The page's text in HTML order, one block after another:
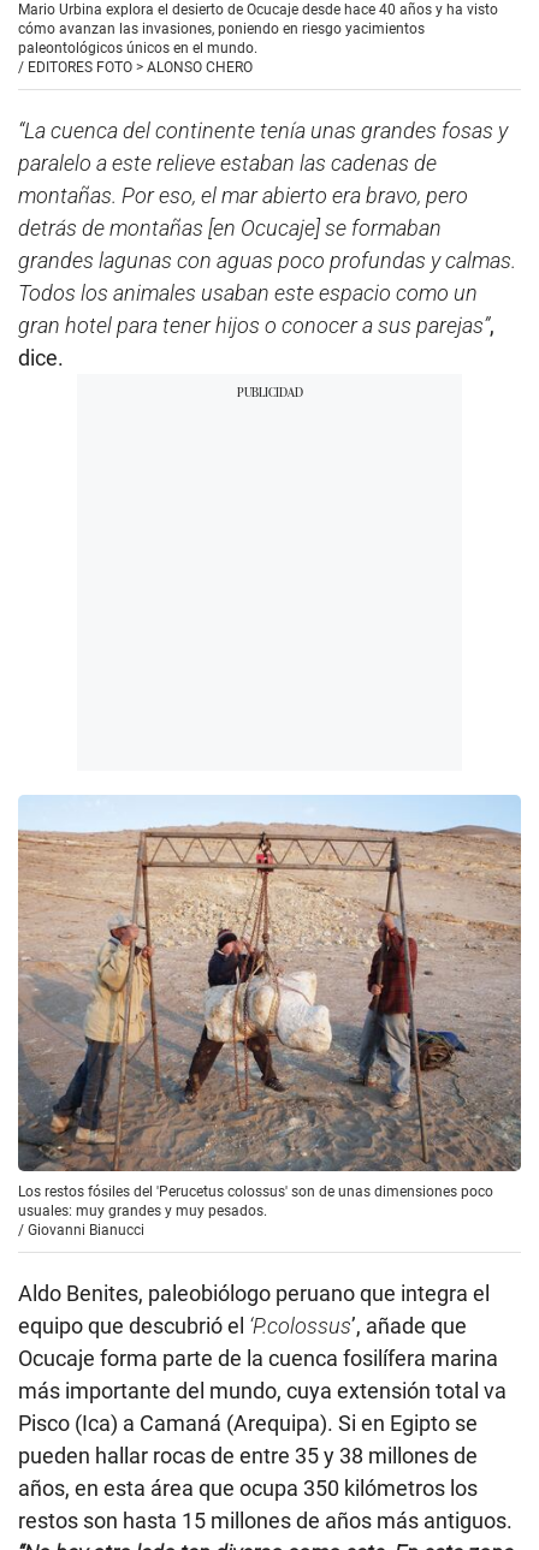
Mario Urbina explora el desierto de Ocucaje desde hace 40 años y ha visto
cómo avanzan las invasiones, poniendo en riesgo yacimientos
paleontológicos únicos en el mundo.
/ EDITORES FOTO > ALONSO CHERO
“La cuenca del continente tenía unas grandes fosas y
paralelo a este relieve estaban las cadenas de
montañas. Por eso, el mar abierto era bravo, pero
detrás de montañas [en Ocucaje] se formaban
grandes lagunas con aguas poco profundas y calmas.
Todos los animales usaban este espacio como un
gran hotel para tener hijos o conocer a sus parejas”,
dice.
Los restos fósiles del 'Perucetus colossus' son de unas dimensiones poco
usuales: muy grandes y muy pesados.
/ Giovanni Bianucci
Aldo Benites, paleobiólogo peruano que integra el
equipo que descubrió el ‘P.colossus’, añade que
Ocucaje forma parte de la cuenca fosilífera marina
más importante del mundo, cuya extensión total va
Pisco (Ica) a Camaná (Arequipa). Si en Egipto se
pueden hallar rocas de entre 35 y 38 millones de
años, en esta área que ocupa 350 kilómetros los
restos son hasta 15 millones de años más antiguos.